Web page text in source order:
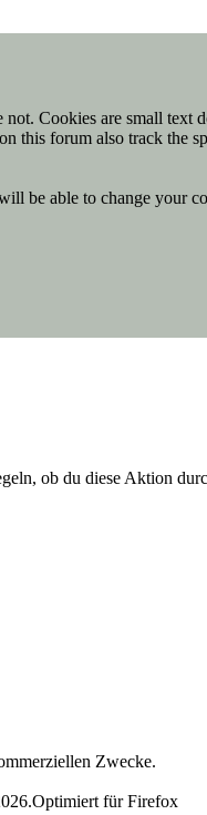
Cookies are small text
this forum also track the
be able to change your
ob du diese Aktion
Zwecke.
für Firefox